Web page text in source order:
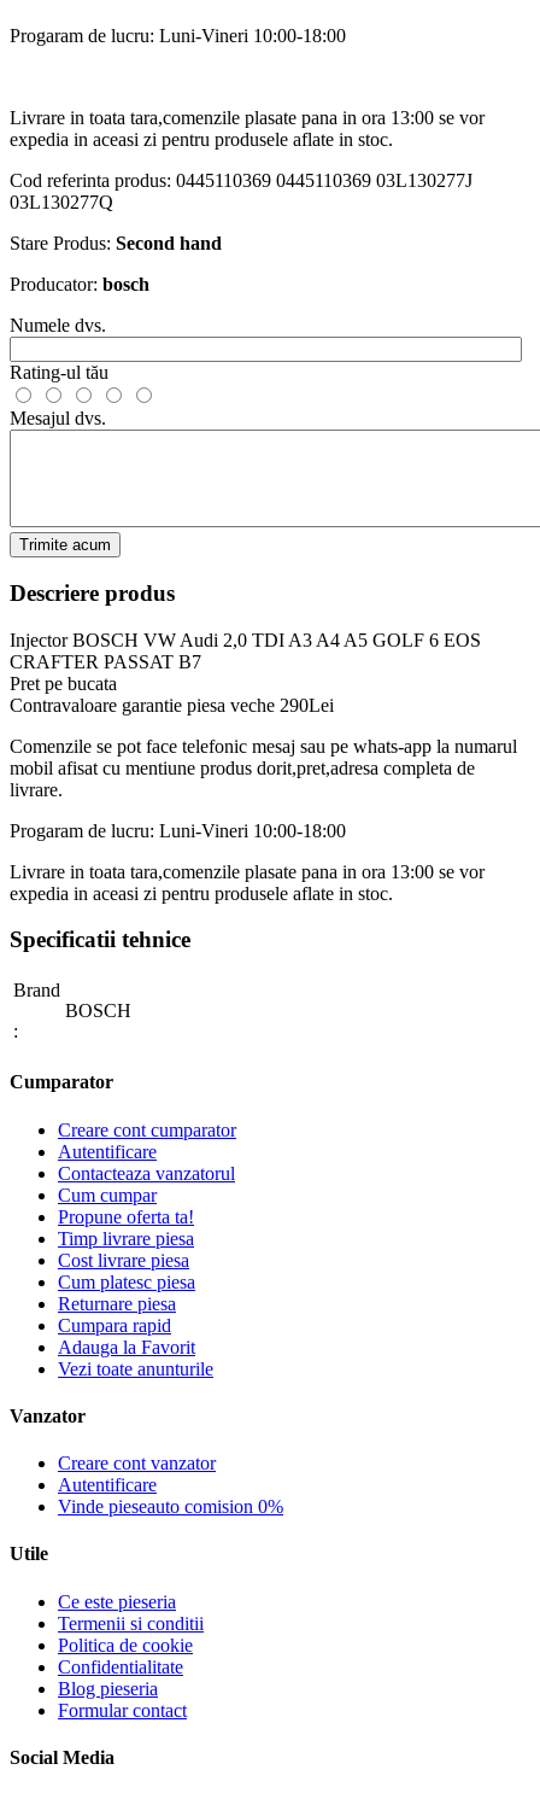
Progaram de lucru: Luni-Vineri 10:00-18:00
Livrare in toata tara,comenzile plasate pana in ora 13:00 se vor
expedia in aceasi zi pentru produsele aflate in stoc.
Cod referinta produs: 0445110369 0445110369 03L130277J
03L130277Q
Stare Produs: Second hand
Producator: bosch
Numele dvs.
Rating-ul tău
Mesajul dvs.
Trimite acum
Descriere produs
Injector BOSCH VW Audi 2,0 TDI A3 A4 A5 GOLF 6 EOS
CRAFTER PASSAT B7
Pret pe bucata
Contravaloare garantie piesa veche 290Lei
Comenzile se pot face telefonic mesaj sau pe whats-app la numarul
mobil afisat cu mentiune produs dorit,pret,adresa completa de
livrare.
Progaram de lucru: Luni-Vineri 10:00-18:00
Livrare in toata tara,comenzile plasate pana in ora 13:00 se vor
expedia in aceasi zi pentru produsele aflate in stoc.
Specificatii tehnice
Brand
:
BOSCH
Cumparator
Creare cont cumparator
Autentificare
Contacteaza vanzatorul
Cum cumpar
Propune oferta ta!
Timp livrare piesa
Cost livrare piesa
Cum platesc piesa
Returnare piesa
Cumpara rapid
Adauga la Favorit
Vezi toate anunturile
Vanzator
Creare cont vanzator
Autentificare
Vinde pieseauto comision 0%
Utile
Ce este pieseria
Termenii si conditii
Politica de cookie
Confidentialitate
Blog pieseria
Formular contact
Social Media